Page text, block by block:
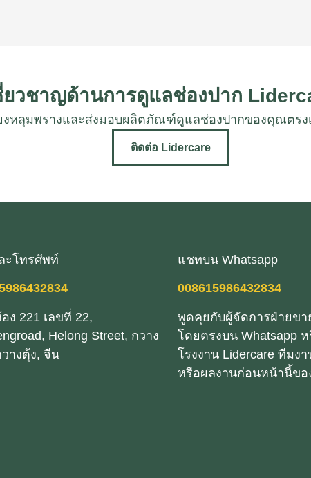
วชาญด้านการดูแลช่องปาก
งหลุมพรางและส่งมอบผลิตภัณฑ์ดูแลช่องปากของคุณตรง
ติดต่อ Lidercare
ะโทรศัพท์
ง 221 เลขที่ 22,
Helong Street, กวาง
างตุ้ง, จีน
แชทบน Whatsapp
008615986432834
พูดคุยกับผู้จัดการฝ่ายขา
โดยตรงบน Whatsapp
โรงงาน Lidercare ทีมงา
หรือผลงานก่อนหน้านี้ขอ